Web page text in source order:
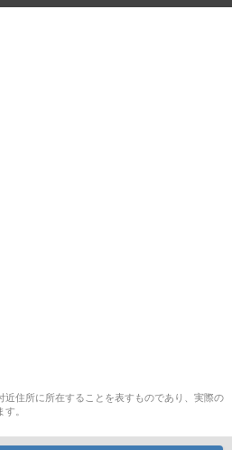
住所に所在することを表すものであり、実際の
。